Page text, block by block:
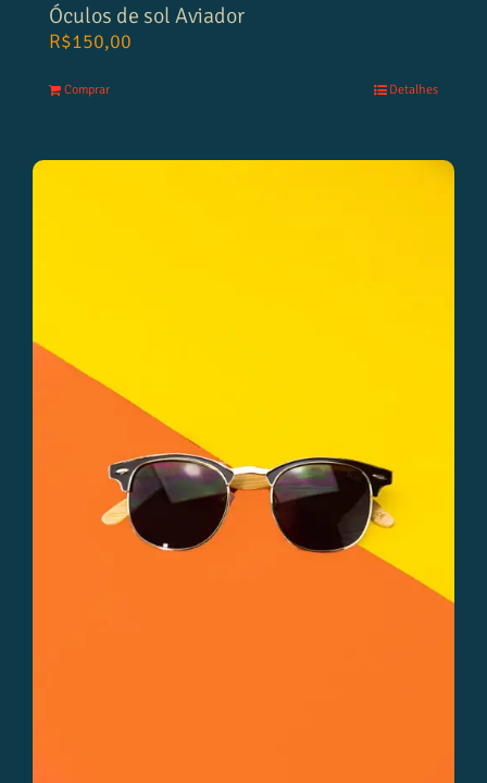
Óculos de sol Aviador
R$150,00
Comprar Detalhes